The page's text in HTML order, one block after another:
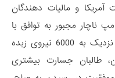
و مالیات دهندگان
ناچار مجبور به توافق با
طالبان شد. اکنون با آزاد شدن تعداد نزدیک به 6000 نیروی زبده
طالبان جسارت بیشتری